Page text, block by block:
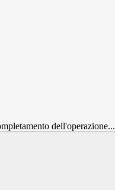
dell'operazione...